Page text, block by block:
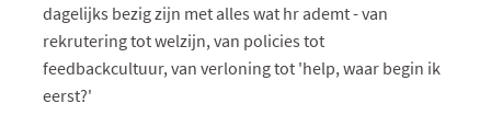
dagelijks bezig zijn met alles wat hr ademt - van
rekrutering tot welzijn, van policies tot
feedbackcultuur, van verloning tot 'help, waar begin ik
eerst?'